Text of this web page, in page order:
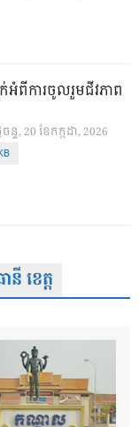
អំពីការចូលរួមជីវភាព
ចន្ទ, 20 ខែ​កក្កដា, 2026
ខេត្ត